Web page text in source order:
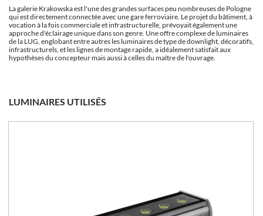
La galerie Krakowska est l'une des grandes surfaces peu nombreuses de Pologne
qui est directement connectée avec une gare ferroviaire. Le projet du bâtiment, à
vocation à la fois commerciale et infrastructurelle, prévoyait également une
approche d'éclairage unique dans son genre. Une offre complexe de luminaires
de la LUG, englobant entre autres les luminaires de type de downlight, décoratifs,
infrastructurels, et les lignes de montage rapide, a idéalement satisfait aux
hypothèses du concepteur mais aussi à celles du maître de l'ouvrage.
LUMINAIRES UTILISÉS